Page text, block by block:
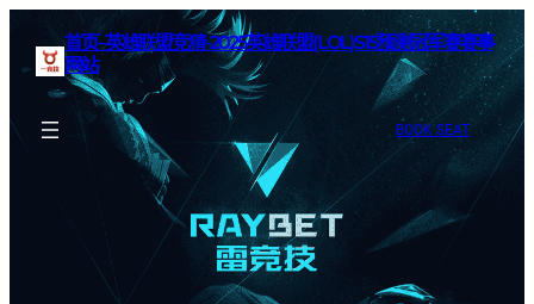
首页–英雄联盟竞猜-2025英雄联盟(LOL)S15预测冠军赛赛事
网站
BOOK SEAT